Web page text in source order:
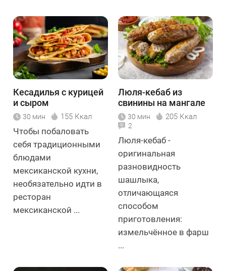
Кесадилья с курицей
и сыром
30 мин 155 Ккал
Чтобы побаловать
себя традиционными
блюдами
мексиканской кухни,
необязательно идти в
ресторан
мексиканской ...
Люля-кебаб из
свинины на мангале
30 мин 205 Ккал
2
Люля-кебаб -
оригинальная
разновидность
шашлыка,
отличающаяся
способом
приготовления:
измельчённое в фарш
...